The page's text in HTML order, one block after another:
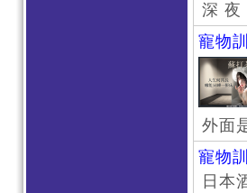
深 夜
寵物
外面
寵物
日本